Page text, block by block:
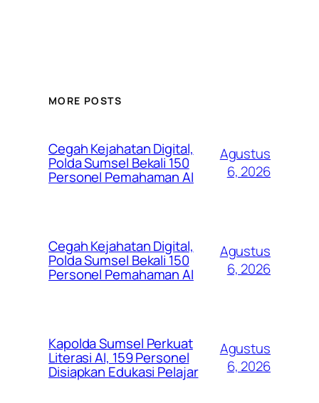
MORE POSTS
Cegah Kejahatan Digital,
Polda Sumsel Bekali 150
Personel Pemahaman AI
Agustus
6, 2026
Cegah Kejahatan Digital,
Polda Sumsel Bekali 150
Personel Pemahaman AI
Agustus
6, 2026
Kapolda Sumsel Perkuat
Literasi AI, 159 Personel
Disiapkan Edukasi Pelajar
Agustus
6, 2026